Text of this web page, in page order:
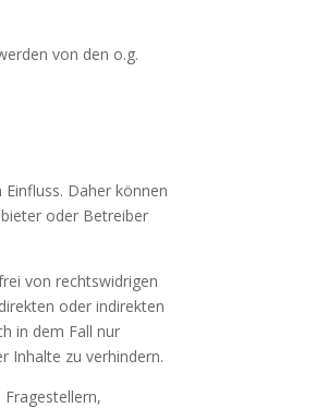
von den o.g.
Daher können
oder Betreiber
von rechtswidrigen
oder indirekten
in dem Fall nur
Inhalte zu verhindern.
Fragestellern,